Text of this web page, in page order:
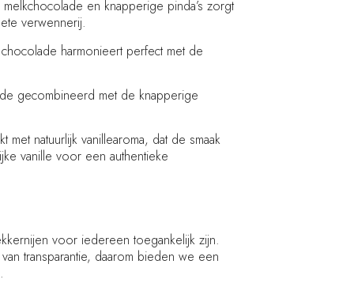
en knapperige pinda’s zorgt
verwennerij.
harmonieert perfect met de
gecombineerd met de knapperige
natuurlijk vanillearoma, dat de smaak
vanille voor een authentieke
voor iedereen toegankelijk zijn.
transparantie, daarom bieden we een